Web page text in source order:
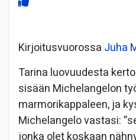
Kirjoitusvuorossa Juha
Tarina luovuudesta
sisään Michelangelon
marmorikappaleen, ja
Michelangelo vastasi:
jonka olet koskaan